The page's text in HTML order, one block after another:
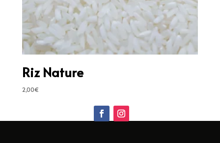
Riz Nature
2,00€